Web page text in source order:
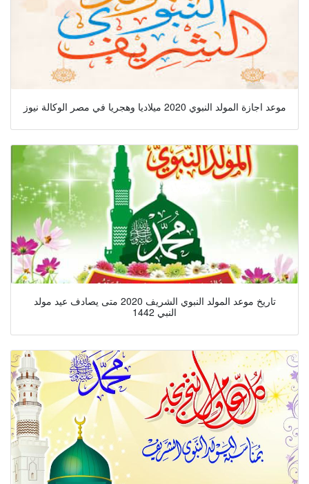
موعد اجازة المولد النبوي 2020 ميلاديا وهجريا في مصر الوكالة نيوز
تاريخ موعد المولد النبوي الشريف 2020 متى يصادف عيد مولد
النبي 1442